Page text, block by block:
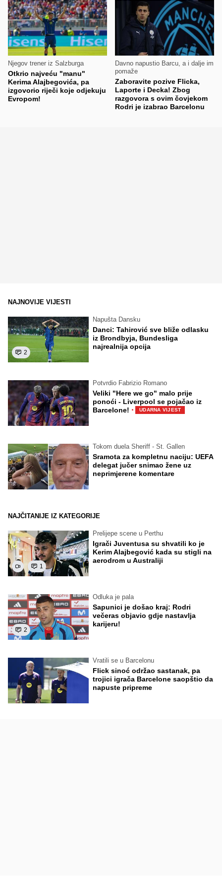
Njegov trener iz Salzburga
Otkrio najveću "manu"
Kerima Alajbegovića, pa
izgovorio riječi koje odjekuju
Evropom!
Davno napustio Barcu, a i dalje im
pomaže
Zaboravite pozive Flicka,
Laporte i Decka! Zbog
razgovora s ovim čovjekom
Rodri je izabrao Barcelonu
NAJNOVIJE VIJESTI
2
Napušta Dansku
Danci: Tahirović sve bliže odlasku
iz Brondbyja, Bundesliga
najrealnija opcija
Potvrdio Fabrizio Romano
Veliki "Here we go" malo prije
ponoći - Liverpool se pojačao iz
Barcelone! · UDARNA VIJEST
Tokom duela Sheriff - St. Gallen
Sramota za kompletnu naciju: UEFA
delegat jučer snimao žene uz
neprimjerene komentare
NAJČITANIJE IZ KATEGORIJE
1
Prelijepe scene u Perthu
Igrači Juventusa su shvatili ko je
Kerim Alajbegović kada su stigli na
aerodrom u Australiji
2
Odluka je pala
Sapunici je došao kraj: Rodri
večeras objavio gdje nastavlja
karijeru!
Vratili se u Barcelonu
Flick sinoć održao sastanak, pa
trojici igrača Barcelone saopštio da
napuste pripreme